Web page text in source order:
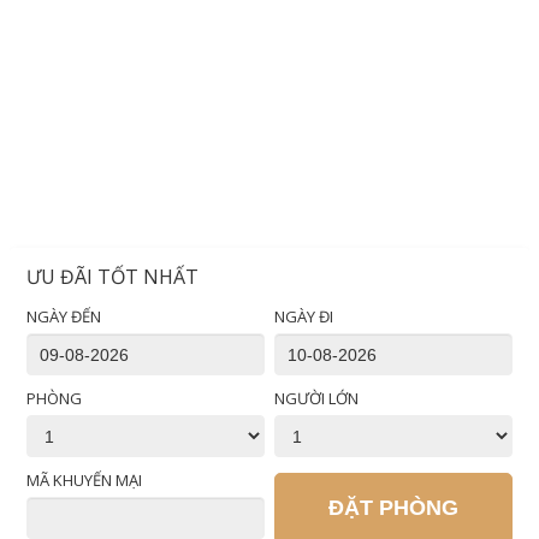
ƯU ĐÃI TỐT NHẤT
NGÀY ĐẾN NGÀY ĐI
PHÒNG NGƯỜI LỚN
MÃ KHUYẾN MẠI
ĐẶT PHÒNG